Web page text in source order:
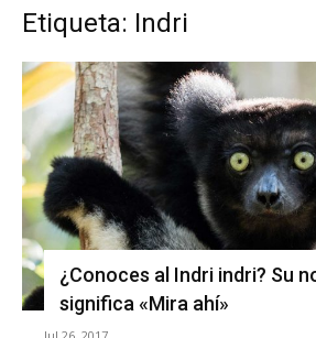
Etiqueta: Indri
¿Conoces al Indri indri? Su
significa «Mira ahí»